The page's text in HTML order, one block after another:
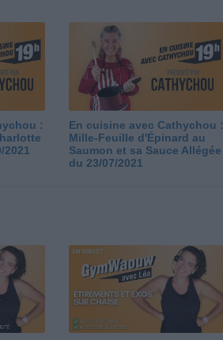
:
2021
En cuisine avec Cathychou :
Mille-Feuille d'Épinard au
Saumon et sa Sauce Allégée
du 23/07/2021